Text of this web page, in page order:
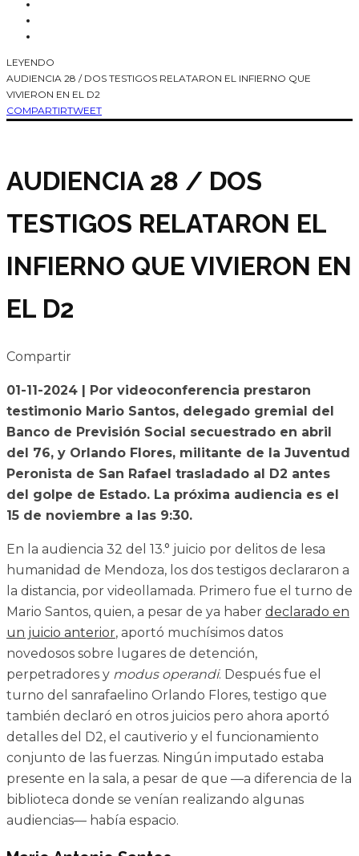
LEYENDO
AUDIENCIA 28 / DOS TESTIGOS RELATARON EL INFIERNO QUE
VIVIERON EN EL D2
COMPARTIRTWEET
AUDIENCIA 28 / DOS
TESTIGOS RELATARON EL
INFIERNO QUE VIVIERON EN
EL D2
Compartir
01-11-2024 | Por videoconferencia prestaron
testimonio Mario Santos, delegado gremial del
Banco de Previsión Social secuestrado en abril
del 76, y Orlando Flores, militante de la Juventud
Peronista de San Rafael trasladado al D2 antes
del golpe de Estado. La próxima audiencia es el
15 de noviembre a las 9:30.
En la audiencia 32 del 13.° juicio por delitos de lesa
humanidad de Mendoza, los dos testigos declararon a
la distancia, por videollamada. Primero fue el turno de
Mario Santos, quien, a pesar de ya haber declarado en
un juicio anterior, aportó muchísimos datos
novedosos sobre lugares de detención,
perpetradores y modus operandi. Después fue el
turno del sanrafaelino Orlando Flores, testigo que
también declaró en otros juicios pero ahora aportó
detalles del D2, el cautiverio y el funcionamiento
conjunto de las fuerzas. Ningún imputado estaba
presente en la sala, a pesar de que —a diferencia de la
biblioteca donde se venían realizando algunas
audiencias— había espacio.